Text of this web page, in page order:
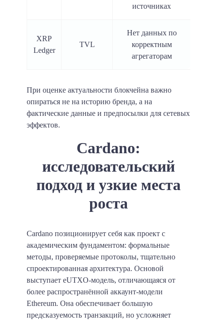
источниках
XRP
Ledger
TVL
Нет данных по
корректным
агрегаторам
При оценке актуальности блокчейна важно
опираться не на историю бренда, а на
фактические данные и предпосылки для сетевых
эффектов.
Cardano:
исследовательский
подход и узкие места
роста
Cardano позиционирует себя как проект с
академическим фундаментом: формальные
методы, проверяемые протоколы, тщательно
спроектированная архитектура. Основой
выступает eUTXO-модель, отличающаяся от
более распространённой аккаунт-модели
Ethereum. Она обеспечивает большую
предсказуемость транзакций, но усложняет